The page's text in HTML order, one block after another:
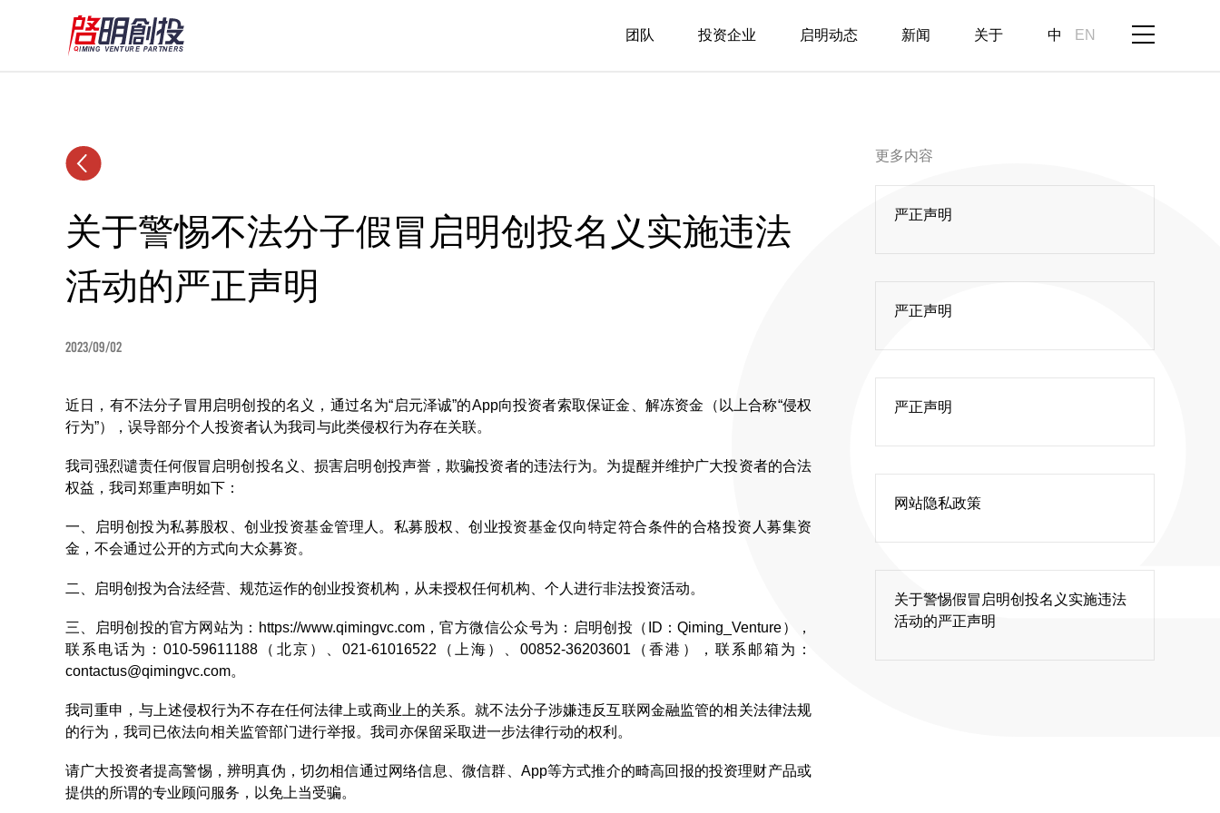
中 EN
团队 投资企业 启明动态 新闻 关于
关于警惕不法分子假冒启明创投名义实施违法
活动的严正声明
2023/09/02
近日，有不法分子冒用启明创投的名义，通过名为“启元泽诚”的App向投资者索取保证金、解冻资金（以上合称“侵权
行为”），误导部分个人投资者认为我司与此类侵权行为存在关联。
我司强烈谴责任何假冒启明创投名义、损害启明创投声誉，欺骗投资者的违法行为。为提醒并维护广大投资者的合法
权益，我司郑重声明如下：
一、启明创投为私募股权、创业投资基金管理人。私募股权、创业投资基金仅向特定符合条件的合格投资人募集资
金，不会通过公开的方式向大众募资。
二、启明创投为合法经营、规范运作的创业投资机构，从未授权任何机构、个人进行非法投资活动。
三、启明创投的官方网站为：https://www.qimingvc.com，官方微信公众号为：启明创投（ID：Qiming_Venture），
联系电话为：010-59611188（北京）、021-61016522（上海）、00852-36203601（香港），联系邮箱为：
contactus@qimingvc.com。
我司重申，与上述侵权行为不存在任何法律上或商业上的关系。就不法分子涉嫌违反互联网金融监管的相关法律法规
的行为，我司已依法向相关监管部门进行举报。我司亦保留采取进一步法律行动的权利。
请广大投资者提高警惕，辨明真伪，切勿相信通过网络信息、微信群、App等方式推介的畸高回报的投资理财产品或
提供的所谓的专业顾问服务，以免上当受骗。
更多内容
严正声明
严正声明
严正声明
网站隐私政策
关于警惕假冒启明创投名义实施违法
活动的严正声明